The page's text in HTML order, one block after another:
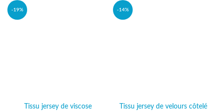
-19%
Tissu jersey de viscose
-14%
Tissu jersey de velours côtelé